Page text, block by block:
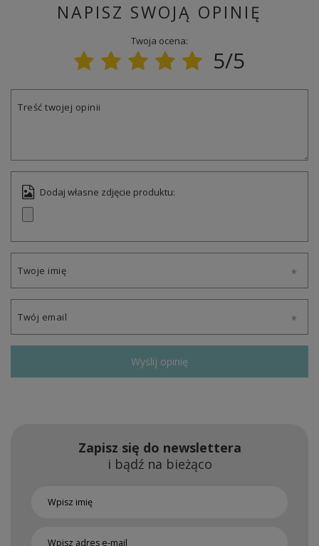
NAPISZ SWOJĄ OPINIĘ
Twoja ocena:
5/5
Treść twojej opinii
Dodaj własne zdjęcie produktu:
Twoje imię
Twój email
Wyślij opinię
Zapisz się do newslettera
i bądź na bieżąco